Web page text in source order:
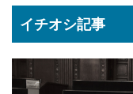
イチオシ記事